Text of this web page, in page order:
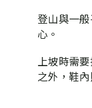
登山與一
心。
上坡時需
之外，鞋